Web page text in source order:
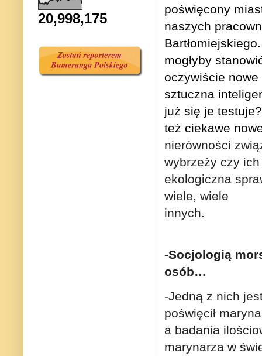
poświęcony
naszych
mogłyby
oczywiście nowe
sztuczna
już się je
też ciekawe
nierówności
wybrzeży czy
ekologiczna
wiele, wiele
innych.
-Socjologią
osób…
-Jedną z nich
poświęcił
a badania
marynarza w
20,998,175